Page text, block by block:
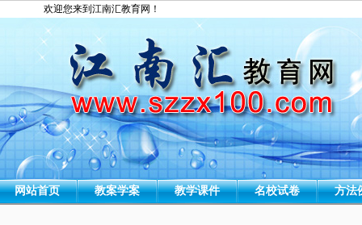
欢迎您来到江南汇教育网！
网站首页 教案学案 教学课件 名校试卷 方法